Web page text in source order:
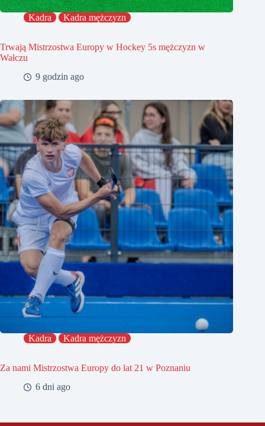
Kadra Kadra mężczyzn
Trwają Mistrzostwa Europy w Hockey 5s mężczyzn w
Wałczu
9 godzin ago
Kadra Kadra mężczyzn
Za nami Mistrzostwa Europy do lat 21 w Poznaniu
6 dni ago